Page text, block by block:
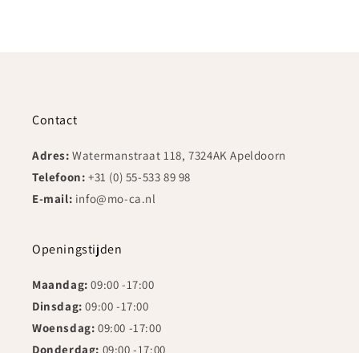
Contact
Adres:Watermanstraat 118, 7324AK Apeldoorn
Telefoon: +31 (0) 55-533 89 98
E-mail: info@mo-ca.nl
Openingstijden
Maandag: 09:00 -17:00
Dinsdag:09:00 -17:00
Woensdag: 09:00 -17:00
Donderdag: 09:00 -17:00